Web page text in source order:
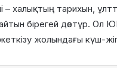
– халықтың тарихын,
бірегей дәстүр.
жолындағы күш-